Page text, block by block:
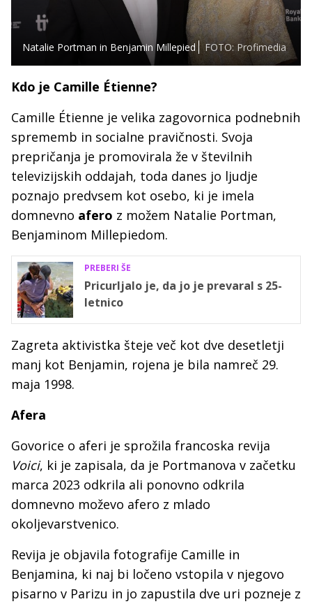
Natalie Portman in Benjamin Millepied FOTO: Profimedia
Kdo je Camille Étienne?
Camille Étienne je velika zagovornica podnebnih
sprememb in socialne pravičnosti. Svoja
prepričanja je promovirala že v številnih
televizijskih oddajah, toda danes jo ljudje
poznajo predvsem kot osebo, ki je imela
domnevno afero z možem Natalie Portman,
Benjaminom Millepiedom.
PREBERI ŠE
Pricurljalo je, da jo je prevaral s 25-
letnico
Zagreta aktivistka šteje več kot dve desetletji
manj kot Benjamin, rojena je bila namreč 29.
maja 1998.
Afera
Govorice o aferi je sprožila francoska revija
Voici, ki je zapisala, da je Portmanova v začetku
marca 2023 odkrila ali ponovno odkrila
domnevno moževo afero z mlado
okoljevarstvenico.
Revija je objavila fotografije Camille in
Benjamina, ki naj bi ločeno vstopila v njegovo
pisarno v Parizu in jo zapustila dve uri pozneje z